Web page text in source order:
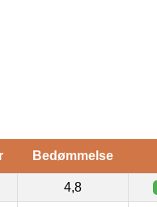
Bedømmelse
4,8